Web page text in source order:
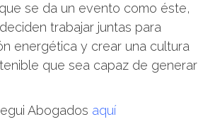
se da un evento como éste,
trabajar juntas para
energética y crear una cultura
que sea capaz de generar
Abogados aquí